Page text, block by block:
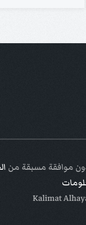
موافقة مسبقة من